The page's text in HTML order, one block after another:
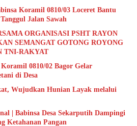
Koramil 0810/03 Loceret Bantu
Jalan Sawah
ORGANISASI PSHT RAYON
SEMANGAT GOTONG ROYONG
TNI-RAKYAT
0810/02 Bagor Gelar
di Desa
Wujudkan Hunian Layak melalui
| Babinsa Desa Sekarputih Dampingi
Ketahanan Pangan